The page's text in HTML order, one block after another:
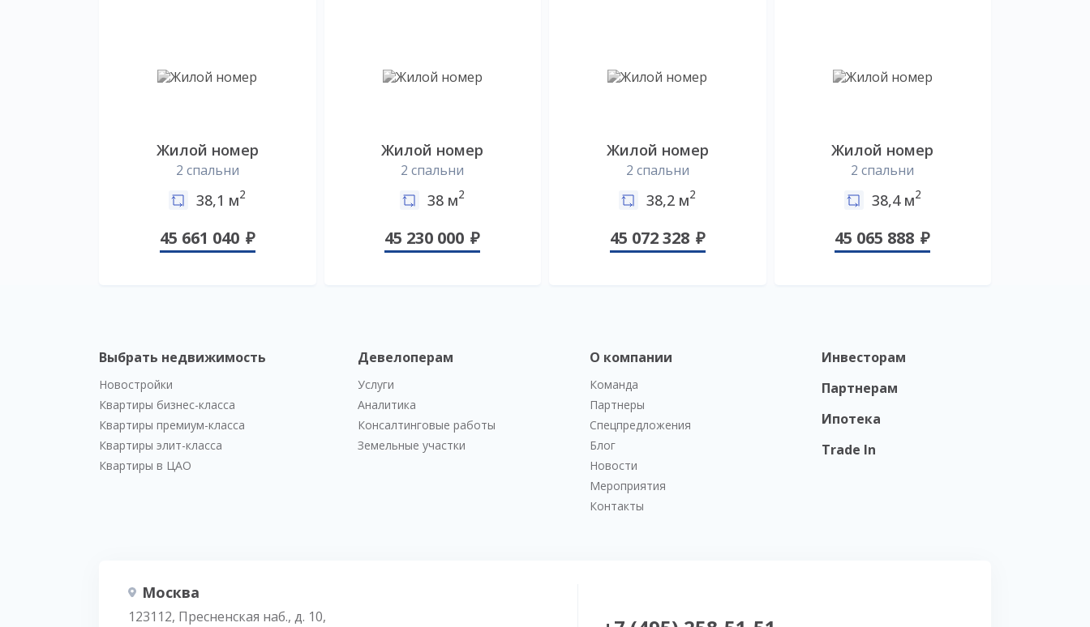
Жилой номер
2 спальни
38,1 м2
45 661 040
Жилой номер
2 спальни
38 м2
45 230 000
Жилой номер
2 спальни
38,2 м2
45 072 328
Жилой номер
2 спальни
38,4 м2
45 065 888
Выбрать недвижимость
Новостройки
Квартиры бизнес-класса
Квартиры премиум-класса
Квартиры элит-класса
Квартиры в ЦАО
Девелоперам
Услуги
Аналитика
Консалтинговые работы
Земельные участки
О компании
Команда
Партнеры
Спецпредложения
Блог
Новости
Мероприятия
Контакты
Инвесторам
Партнерам
Ипотека
Trade In
Москва
123112, Пресненская наб., д. 10,